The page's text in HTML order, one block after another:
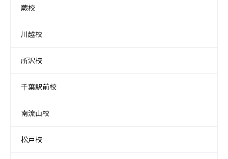
蕨校
川越校
所沢校
千葉駅前校
南流山校
松戸校